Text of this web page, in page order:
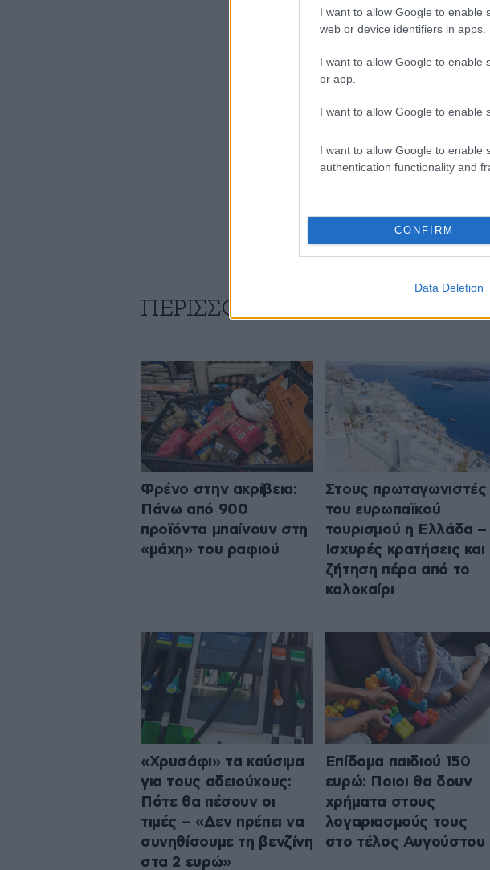
I want to allow Google to enable
web or device identifiers in apps.
I want to allow Google to enable
or app.
I want to allow Google to enable
I want to allow Google to enable
authentication functionality and
CONFIRM
Data Deletion
ΠΕΡΙΣΣΟΤΕΡΑ ΑΠΟ ΤΗΝ
Φρένο στην ακρίβεια:
Πάνω από 900
προϊόντα μπαίνουν στη
«μάχη» του ραφιού
Στους πρωταγωνιστές
του ευρωπαϊκού
τουρισμού η Ελλάδα –
Ισχυρές κρατήσεις και
ζήτηση πέρα από το
καλοκαίρι
«Χρυσάφι» τα καύσιμα
για τους αδειούχους:
Πότε θα πέσουν οι
τιμές – «Δεν πρέπει να
συνηθίσουμε τη βενζίνη
στα 2 ευρώ»
Επίδομα παιδιού 150
ευρώ: Ποιοι θα δουν
χρήματα στους
λογαριασμούς τους
στο τέλος Αυγούστου